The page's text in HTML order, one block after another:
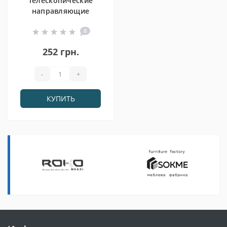
направляющие
(61004240)
0
252 грн.
- +
КУПИТЬ